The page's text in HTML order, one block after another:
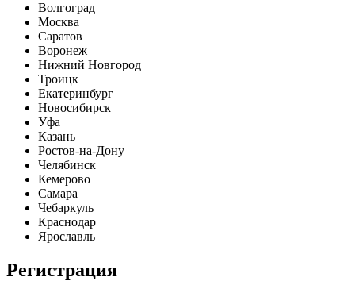
Волгоград
Москва
Саратов
Воронеж
Нижний Новгород
Троицк
Екатеринбург
Новосибирск
Уфа
Казань
Ростов-на-Дону
Челябинск
Кемерово
Самара
Чебаркуль
Краснодар
Ярославль
Регистрация